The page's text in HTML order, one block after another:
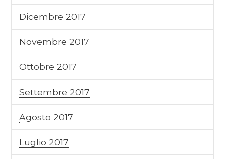
Dicembre 2017
Novembre 2017
Ottobre 2017
Settembre 2017
Agosto 2017
Luglio 2017